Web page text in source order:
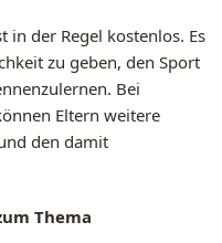
der Regel kostenlos. Es
zu geben, den Sport
Bei
Eltern weitere
den damit
Thema